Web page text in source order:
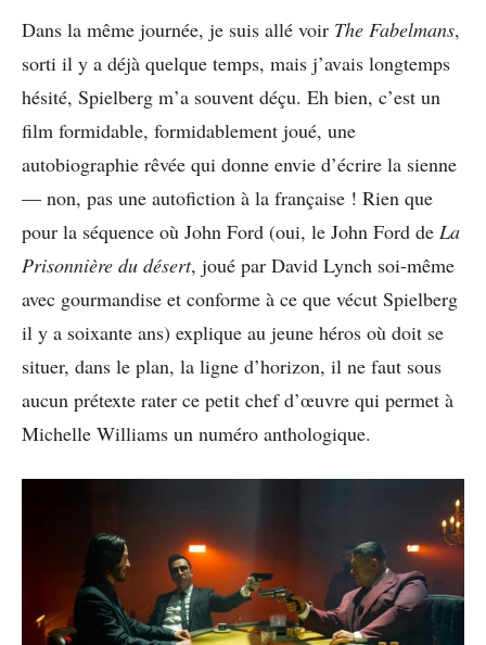
Dans la même journée, je suis allé voir The Fabelmans,
sorti il y a déjà quelque temps, mais j’avais longtemps
hésité, Spielberg m’a souvent déçu. Eh bien, c’est un
film formidable, formidablement joué, une
autobiographie rêvée qui donne envie d’écrire la sienne
— non, pas une autofiction à la française ! Rien que
pour la séquence où John Ford (oui, le John Ford de La
Prisonnière du désert, joué par David Lynch soi-même
avec gourmandise et conforme à ce que vécut Spielberg
il y a soixante ans) explique au jeune héros où doit se
situer, dans le plan, la ligne d’horizon, il ne faut sous
aucun prétexte rater ce petit chef d’œuvre qui permet à
Michelle Williams un numéro anthologique.